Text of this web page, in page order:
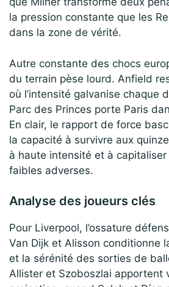
la pression constante que les
dans la zone de vérité.
Autre constante des chocs
du terrain pèse lourd. Anfield
où l’intensité galvanise chaque
Parc des Princes porte Paris
En clair, le rapport de force
la capacité à survivre aux
à haute intensité et à
faibles adverses.
Analyse des joueurs clés
Pour Liverpool, l’ossature
Van Dijk et Alisson conditionne
et la sérénité des sorties de
Allister et Szoboszlai apportent